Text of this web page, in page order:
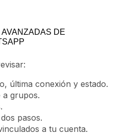
DE
última conexión y estado.
a grupos.
pasos.
a tu cuenta.